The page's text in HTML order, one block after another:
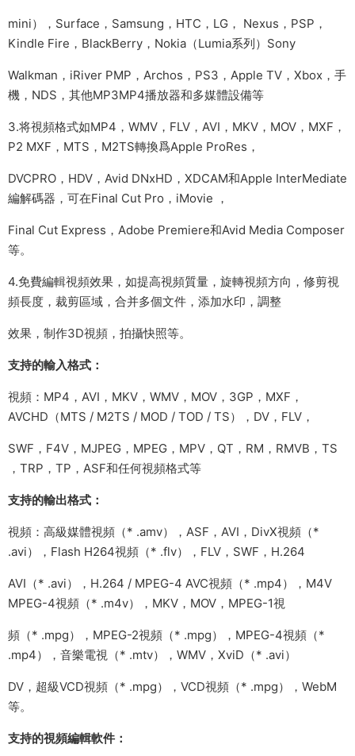
mini），Surface，Samsung，HTC，LG， Nexus，PSP，
Kindle Fire，BlackBerry，Nokia（Lumia系列）Sony
Walkman，iRiver PMP，Archos，PS3，Apple TV，Xbox，手
機，NDS，其他MP3MP4播放器和多媒體設備等
3.将視頻格式如MP4，WMV，FLV，AVI，MKV，MOV，MXF，
P2 MXF，MTS，M2TS轉換爲Apple ProRes，
DVCPRO，HDV，Avid DNxHD，XDCAM和Apple InterMediate
編解碼器，可在Final Cut Pro，iMovie ，
Final Cut Express，Adobe Premiere和Avid Media Composer
等。
4.免費編輯視頻效果，如提高視頻質量，旋轉視頻方向，修剪視
頻長度，裁剪區域，合并多個文件，添加水印，調整
效果，制作3D視頻，拍攝快照等。
支持的輸入格式：
視頻：MP4，AVI，MKV，WMV，MOV，3GP，MXF，
AVCHD（MTS / M2TS / MOD / TOD / TS），DV，FLV，
SWF，F4V，MJPEG，MPEG，MPV，QT，RM，RMVB，TS
，TRP，TP，ASF和任何視頻格式等
支持的輸出格式：
視頻：高級媒體視頻（* .amv），ASF，AVI，DivX視頻（*
.avi），Flash H264視頻（* .flv），FLV，SWF，H.264
AVI（* .avi），H.264 / MPEG-4 AVC視頻（* .mp4），M4V
MPEG-4視頻（* .m4v），MKV，MOV，MPEG-1視
頻（* .mpg），MPEG-2視頻（* .mpg），MPEG-4視頻（*
.mp4），音樂電視（* .mtv），WMV，XviD（* .avi）
DV，超級VCD視頻（* .mpg），VCD視頻（* .mpg），WebM
等。
支持的視頻編輯軟件：